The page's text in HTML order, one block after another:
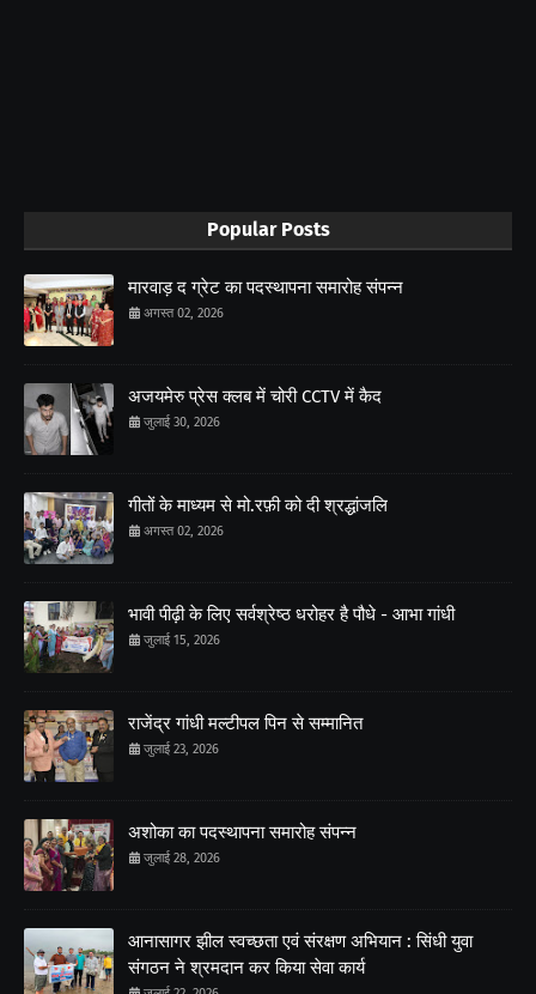
Popular Posts
मारवाड़ द ग्रेट का पदस्थापना समारोह संपन्न
अगस्त 02, 2026
अजयमेरु प्रेस क्लब में चोरी CCTV में कैद
जुलाई 30, 2026
गीतों के माध्यम से मो.रफ़ी को दी श्रद्धांजलि
अगस्त 02, 2026
भावी पीढ़ी के लिए सर्वश्रेष्ठ धरोहर है पौधे - आभा गांधी
जुलाई 15, 2026
राजेंद्र गांधी मल्टीपल पिन से सम्मानित
जुलाई 23, 2026
अशोका का पदस्थापना समारोह संपन्न
जुलाई 28, 2026
आनासागर झील स्वच्छता एवं संरक्षण अभियान : सिंधी युवा
संगठन ने श्रमदान कर किया सेवा कार्य